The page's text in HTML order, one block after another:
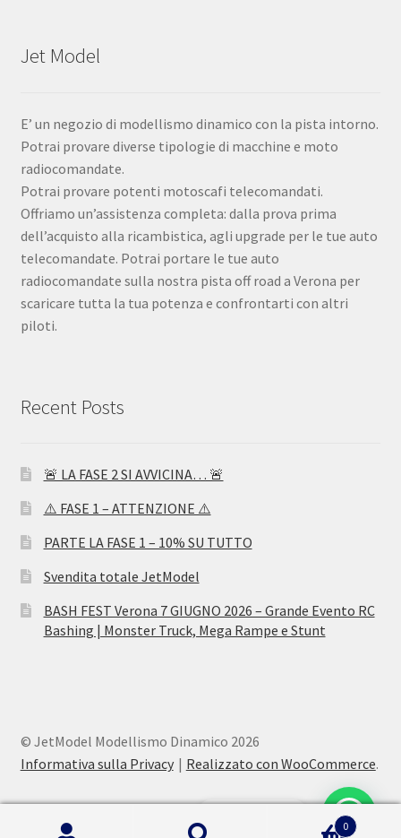
Jet Model
E’ un negozio di modellismo dinamico con la pista intorno.
Potrai provare diverse tipologie di macchine e moto
radiocomandate.
Potrai provare potenti motoscafi telecomandati.
Offriamo un’assistenza completa: dalla prova prima
dell’acquisto alla ricambistica, agli upgrade per le tue auto
telecomandate. Potrai portare le tue auto
radiocomandate sulla nostra pista off road a Verona per
scaricare tutta la tua potenza e confrontarti con altri
piloti.
Recent Posts
🚨 LA FASE 2 SI AVVICINA… 🚨
⚠️ FASE 1 – ATTENZIONE ⚠️
PARTE LA FASE 1 – 10% SU TUTTO
Svendita totale JetModel
BASH FEST Verona 7 GIUGNO 2026 – Grande Evento RC
Bashing | Monster Truck, Mega Rampe e Stunt
© JetModel Modellismo Dinamico 2026
Informativa sulla Privacy
Realizzato con WooCommerce.
0